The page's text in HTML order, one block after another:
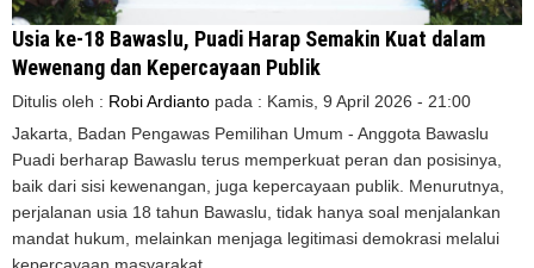
Usia ke-18 Bawaslu, Puadi Harap Semakin Kuat dalam
Wewenang dan Kepercayaan Publik
Ditulis oleh : Robi Ardianto pada : Kamis, 9 April 2026 - 21:00
Jakarta, Badan Pengawas Pemilihan Umum - Anggota Bawaslu
Puadi berharap Bawaslu terus memperkuat peran dan posisinya,
baik dari sisi kewenangan, juga kepercayaan publik. Menurutnya,
perjalanan usia 18 tahun Bawaslu, tidak hanya soal menjalankan
mandat hukum, melainkan menjaga legitimasi demokrasi melalui